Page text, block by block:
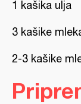
1 kašika ulja
3 kašike
2-3 kašike